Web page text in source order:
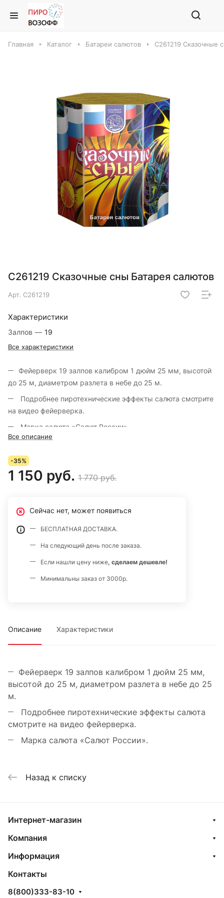
Главная Каталог Батареи салютов С261219 Сказочные
С261219 Сказочные сны Батарея салютов
Арт. С261219
Характеристики
Залпов — 19
Все характеристики
Фейерверк 19 залпов калибром 1 дюйм 25 мм, высотой
до 25 м, диаметром разлета в небе до 25 м.
Подробнее пиротехнические эффекты салюта смотрите
на видео фейерверка.
Марка салюта «Салют России».
Все описание
-35%
1 150 руб. 1 770 руб.
Сейчас нет, может появиться
БЕСПЛАТНАЯ ДОСТАВКА.
На следующий день после заказа.
Если нашли цену ниже, сделаем дешевле!
Минимальны заказ от 3000р.
Описание Характеристики
Фейерверк 19 залпов калибром 1 дюйм 25 мм,
высотой до 25 м, диаметром разлета в небе до 25
м.
Подробнее пиротехнические эффекты салюта
смотрите на видео фейерверка.
Марка салюта «Салют России».
Назад к списку
Интернет-магазин
Компания
Информация
Контакты
8(800)333-83-10